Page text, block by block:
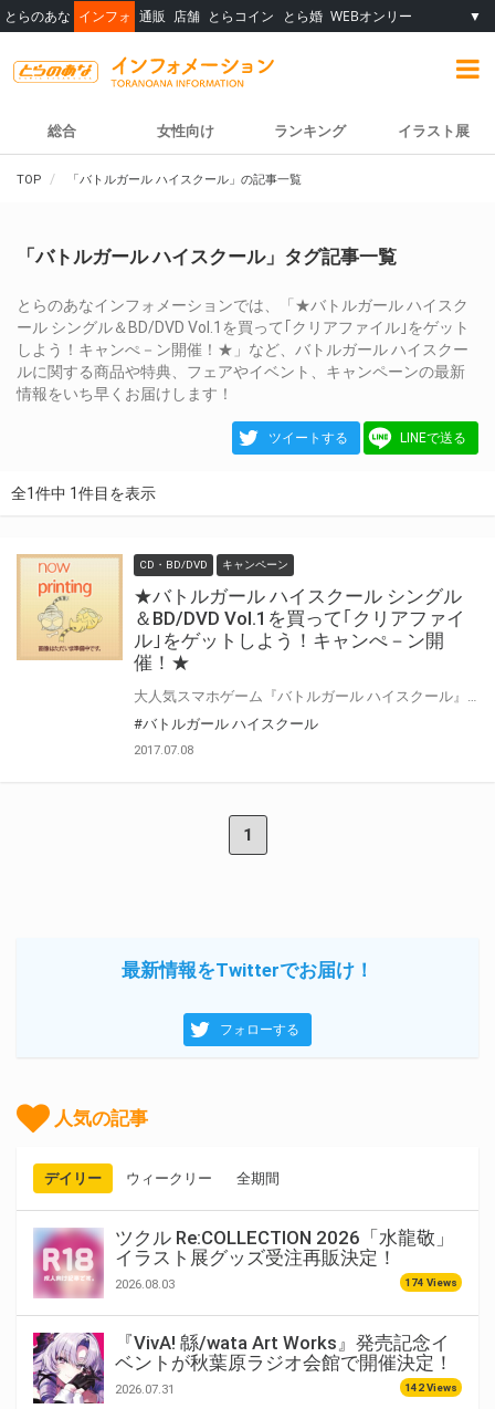
とらのあな インフォ 通販 店舗 とらコイン とら婚 WEBオンリー ▼
総合 女性向け ランキング イラスト展
TOP 「バトルガール ハイスクール」の記事一覧
「バトルガール ハイスクール」タグ記事一覧
とらのあなインフォメーションでは、「★バトルガール ハイスク
ール シングル＆BD/DVD Vol.1を買って｢クリアファイル｣をゲット
しよう！キャンぺ－ン開催！★」など、バトルガール ハイスクー
ルに関する商品や特典、フェアやイベント、キャンペーンの最新
情報をいち早くお届けします！
ツイートする LINEで送る
全1件中 1件目を表示
CD・BD/DVD キャンペーン
★バトルガール ハイスクール シングル
＆BD/DVD Vol.1を買って｢クリアファイ
ル｣をゲットしよう！キャンぺ－ン開
催！★
#バトルガール ハイスクール
2017.07.08
1
最新情報をTwitterでお届け！
フォローする
人気の記事
デイリー ウィークリー 全期間
ツクル Re:COLLECTION 2026「水龍敬」
イラスト展グッズ受注再販決定！
2026.08.03 174 Views
『VivA! 緜/wata Art Works』発売記念イ
ベントが秋葉原ラジオ会館で開催決定！
2026.07.31 142 Views